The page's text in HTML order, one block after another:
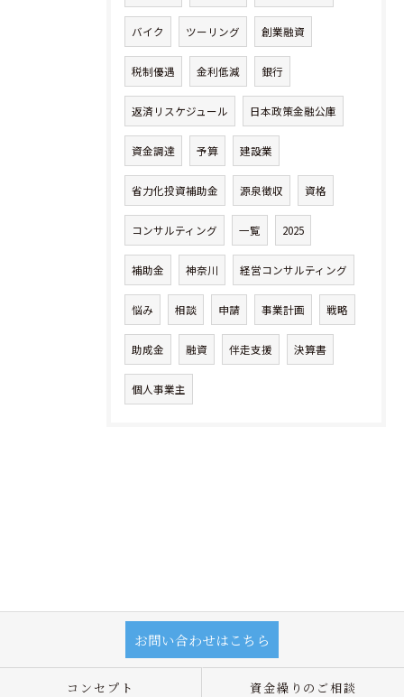
バイク ツーリング 創業融資
税制優遇 金利低減 銀行
返済リスケジュール 日本政策金融公庫
資金調達 予算 建設業
省力化投資補助金 源泉徴収 資格
コンサルティング 一覧 2025
補助金 神奈川 経営コンサルティング
悩み 相談 申請 事業計画 戦略
助成金 融資 伴走支援 決算書
個人事業主
お問い合わせはこちら
コンセプト 資金繰りのご相談